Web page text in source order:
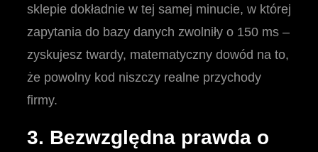
sklepie dokładnie w tej samej minucie, w której
zapytania do bazy danych zwolniły o 150 ms –
zyskujesz twardy, matematyczny dowód na to,
że powolny kod niszczy realne przychody
firmy.
3. Bezwzględna prawda o